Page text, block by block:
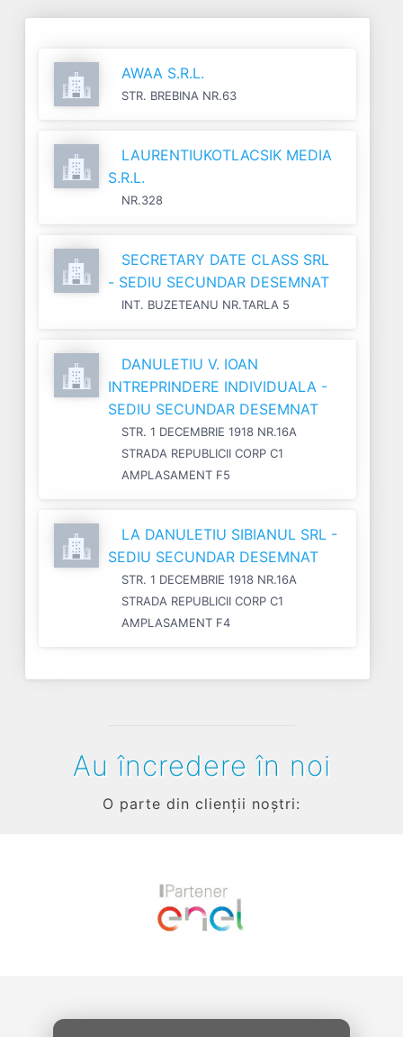
AWAA S.R.L.
STR. BREBINA NR.63
LAURENTIUKOTLACSIK MEDIA
S.R.L.
NR.328
SECRETARY DATE CLASS SRL
- SEDIU SECUNDAR DESEMNAT
INT. BUZETEANU NR.TARLA 5
DANULETIU V. IOAN
INTREPRINDERE INDIVIDUALA -
SEDIU SECUNDAR DESEMNAT
STR. 1 DECEMBRIE 1918 NR.16A
STRADA REPUBLICII CORP C1
AMPLASAMENT F5
LA DANULETIU SIBIANUL SRL -
SEDIU SECUNDAR DESEMNAT
STR. 1 DECEMBRIE 1918 NR.16A
STRADA REPUBLICII CORP C1
AMPLASAMENT F4
Au încredere în noi
O parte din clienții noștri: